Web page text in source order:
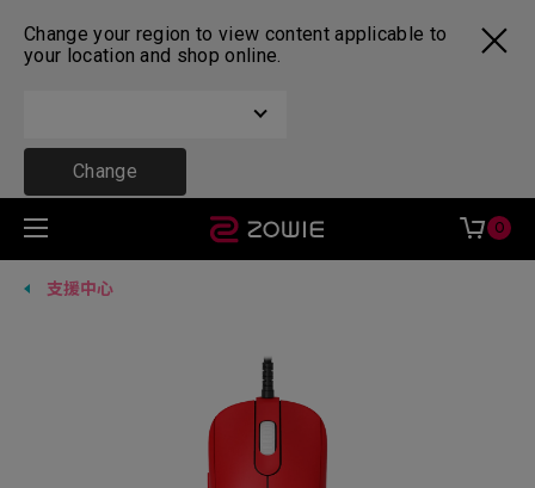
Change your region to view content applicable to
your location and shop online.
Change
0
支援中心